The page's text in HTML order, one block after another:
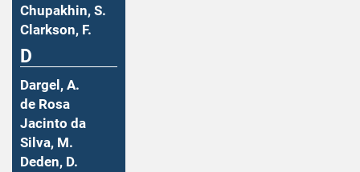
Chupakhin, S.
Clarkson, F.
D
Dargel, A.
de Rosa
Jacinto da
Silva, M.
Deden, D.